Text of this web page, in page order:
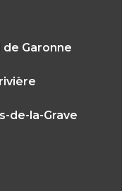
de Garonne
de-la-Grave